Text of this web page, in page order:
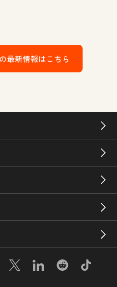
最新情報はこちら